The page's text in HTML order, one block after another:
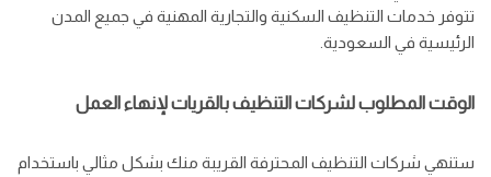
تتوفر خدمات التنظيف السكنية والتجارية المهنية في جميع المدن
الرئيسية في السعودية.
الوقت المطلوب لشركات التنظيف بالقريات لإنهاء العمل
ستنهي شركات التنظيف المحترفة القريبة منك بشكل مثالي باستخدام